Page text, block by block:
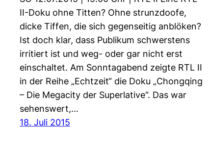
II-Doku ohne Titten? Ohne strunzdoofe,
dicke Tiffen, die sich gegenseitig anblöken?
Ist doch klar, dass Publikum schwerstens
irritiert ist und weg- oder gar nicht erst
einschaltet. Am Sonntagabend zeigte RTL II
in der Reihe „Echtzeit“ die Doku „Chongqing
– Die Megacity der Superlative“. Das war
sehenswert,…
18. Juli 2015